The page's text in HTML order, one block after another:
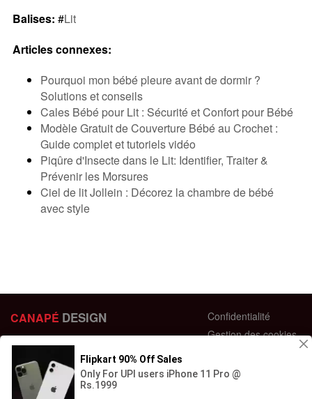
Balises: #Lit
Articles connexes:
Pourquoi mon bébé pleure avant de dormir ?
Solutions et conseils
Cales Bébé pour Lit : Sécurité et Confort pour Bébé
Modèle Gratuit de Couverture Bébé au Crochet :
Guide complet et tutoriels vidéo
Piqûre d'Insecte dans le Lit: Identifier, Traiter &
Prévenir les Morsures
Ciel de lit Jollein : Décorez la chambre de bébé
avec style
CANAPÉ DESIGN
44 bis Rue des Bardines
63370 Lempdes, France
+33 658358352
Confidentialité
Gestion des cookies
Retour et échange
Contactez-nous